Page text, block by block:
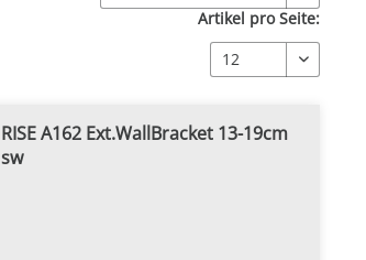
Artikel pro Seite:
RISE A162 Ext.WallBracket 13-19cm
sw